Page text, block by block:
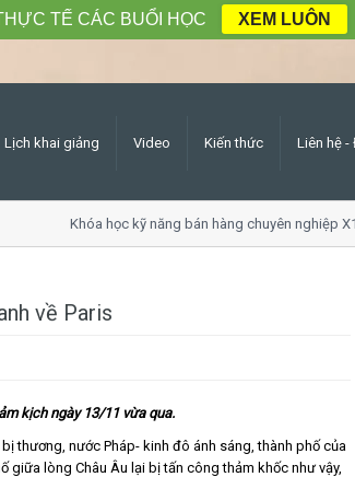
Lịch khai giảng Video Kiến thức Liên hệ -
Khóa học kỹ năng bán hàng chuyên nghiệp
về Paris
kịch ngày 13/11 vừa qua.
thương, nước Pháp- kinh đô ánh sáng, thành phố của
giữa lòng Châu Âu lại bị tấn công thảm khốc như vậy,
TẾ CÁC BUỔI HỌC XEM LUÔN